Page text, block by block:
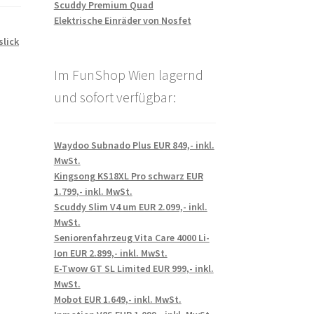
slick
Scuddy Premium Quad
Elektrische Einräder von Nosfet
Im FunShop Wien lagernd
und sofort verfügbar:
Waydoo Subnado Plus EUR 849,- inkl.
MwSt.
Kingsong KS18XL Pro schwarz EUR
1.799,- inkl. MwSt.
Scuddy Slim V4 um EUR 2.099,- inkl.
MwSt.
Seniorenfahrzeug Vita Care 4000 Li-
Ion EUR 2.899,- inkl. MwSt.
E-Twow GT SL Limited EUR 999,- inkl.
MwSt.
Mobot EUR 1.649,- inkl. MwSt.